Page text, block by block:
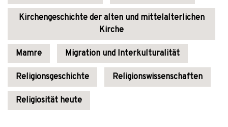
Kirchengeschichte der alten und mittelalterlichen
Kirche
Mamre Migration und Interkulturalität
Religionsgeschichte Religionswissenschaften
Religiosität heute